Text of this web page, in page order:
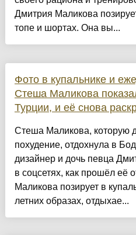
Дмитрия Маликова
топе и шортах. Она вы...
Фото в купальнике и
Стеша Маликова
Турции, и её снова
Стеша Маликова, которую
похудение, отдохнула в
дизайнер и дочь певца
в соцсетях, как прошёл её
Маликова позирует в
летних образах, отдыхае...